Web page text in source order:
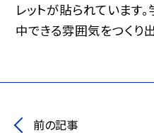
レットが貼られています
中できる雰囲気をつくり
前の記事